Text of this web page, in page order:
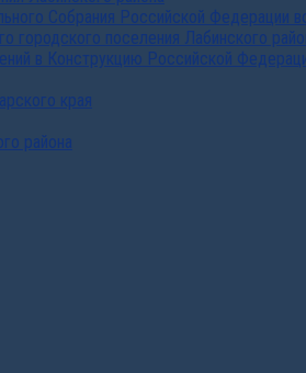
Собрания Российской Федерации
городского поселения Лабинского
в Конструкцию Российской
края
района